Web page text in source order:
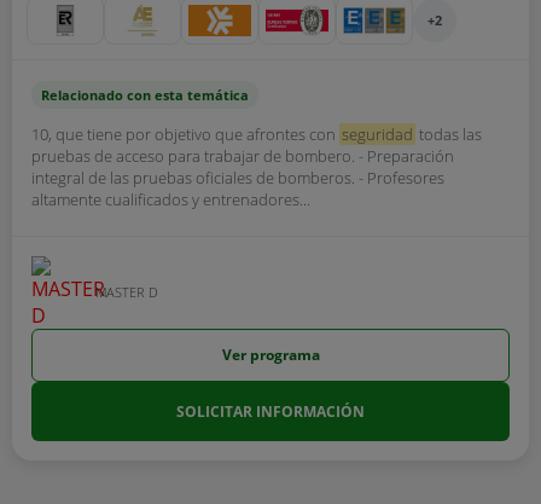
+2
Relacionado con esta temática
10, que tiene por objetivo que afrontes con seguridad todas las
pruebas de acceso para trabajar de bombero. - Preparación
integral de las pruebas oficiales de bomberos. - Profesores
altamente cualificados y entrenadores...
MASTER D
Ver programa
SOLICITAR INFORMACIÓN